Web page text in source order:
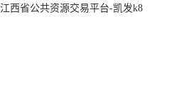
江西省公共资源交易平台-凯发k8